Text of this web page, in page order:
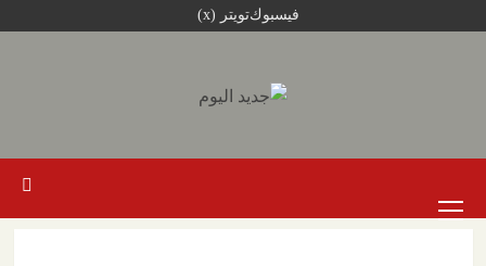
فيسبوكتويتر (x)
الرئيسية